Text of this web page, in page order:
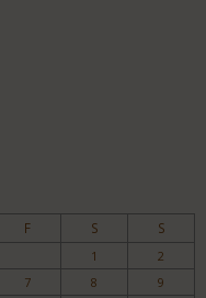
F S S
1
2
7 8
9